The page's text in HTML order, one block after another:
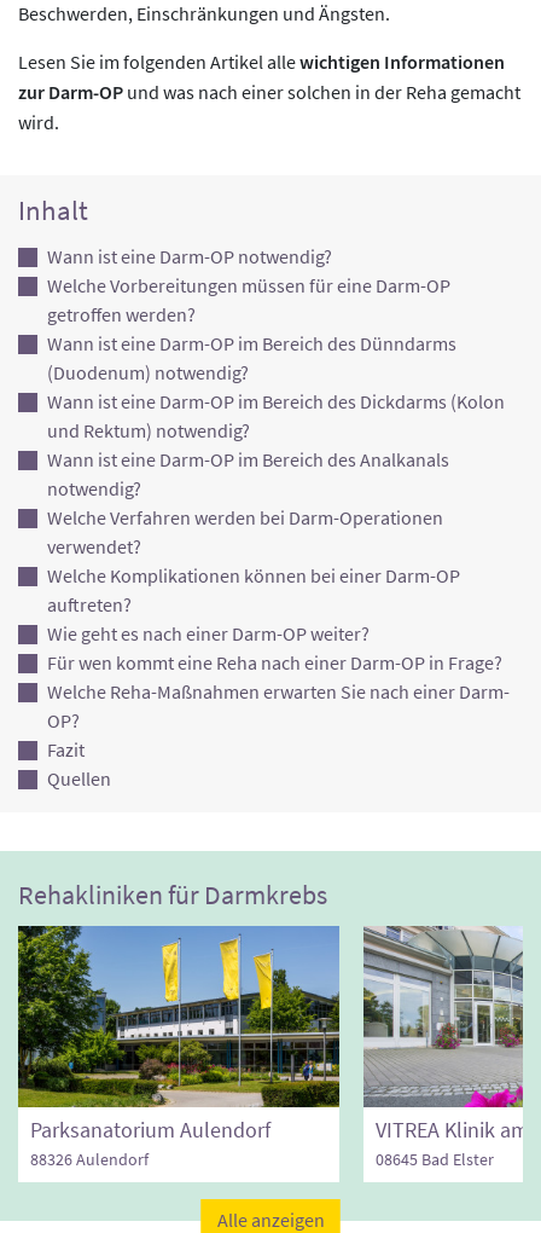
Beschwerden, Einschränkungen und Ängsten.
Lesen Sie im folgenden Artikel allewichtigen Informationen
zur Darm-OP und was nach einer solchen in der Reha gemacht
wird.
Inhalt
Wann ist eine Darm-OP notwendig?
Welche Vorbereitungen müssen für eine Darm-OP
getroffen werden?
Wann ist eine Darm-OP im Bereich des Dünndarms
(Duodenum) notwendig?
Wann ist eine Darm-OP im Bereich des Dickdarms (Kolon
und Rektum) notwendig?
Wann ist eine Darm-OP im Bereich des Analkanals
notwendig?
Welche Verfahren werden bei Darm-Operationen
verwendet?
Welche Komplikationen können bei einer Darm-OP
auftreten?
Wie geht es nach einer Darm-OP weiter?
Für wen kommt eine Reha nach einer Darm-OP in Frage?
Welche Reha-Maßnahmen erwarten Sie nach einer Darm-
OP?
Fazit
Quellen
Rehakliniken für Darmkrebs
Parksanatorium Aulendorf
88326 Aulendorf 08645 Bad Elster
Alle anzeigen